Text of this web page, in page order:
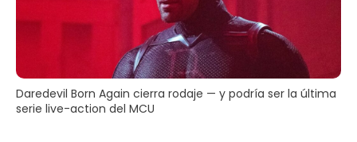
Daredevil Born Again cierra rodaje — y podría ser la última
serie live-action del MCU